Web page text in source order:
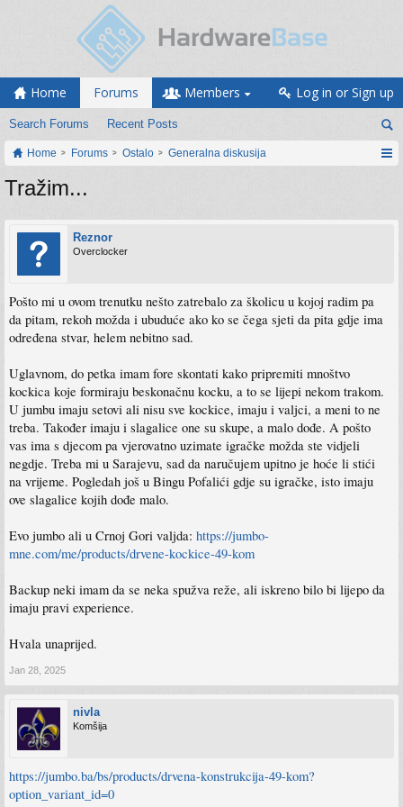
Home Forums
Search Forums Recent Posts
Members Log in or Sign up
Home Forums Ostalo Generalna diskusija
Tražim...
Reznor
Overclocker
Pošto mi u ovom trenutku nešto zatrebalo za školicu u kojoj radim pa
da pitam, rekoh možda i ubuduće ako ko se čega sjeti da pita gdje ima
određena stvar, helem nebitno sad.
Uglavnom, do petka imam fore skontati kako pripremiti mnoštvo
kockica koje formiraju beskonačnu kocku, a to se lijepi nekom trakom.
U jumbu imaju setovi ali nisu sve kockice, imaju i valjci, a meni to ne
treba. Također imaju i slagalice one su skupe, a malo dođe. A pošto
vas ima s djecom pa vjerovatno uzimate igračke možda ste vidjeli
negdje. Treba mi u Sarajevu, sad da naručujem upitno je hoće li stići
na vrijeme. Pogledah još u Bingu Pofalići gdje su igračke, isto imaju
ove slagalice kojih dođe malo.
Evo jumbo ali u Crnoj Gori valjda: https://jumbo-
mne.com/me/products/drvene-kockice-49-kom
Backup neki imam da se neka spužva reže, ali iskreno bilo bi lijepo da
imaju pravi experience.
Hvala unaprijed.
Jan 28, 2025
nivla
Komšija
https://jumbo.ba/bs/products/drvena-konstrukcija-49-kom?
option_variant_id=0